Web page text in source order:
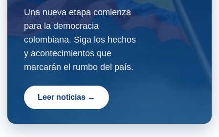
Una nueva etapa comienza
para la democracia
colombiana. Siga los hechos
y acontecimientos que
marcarán el rumbo del país.
Leer noticias →